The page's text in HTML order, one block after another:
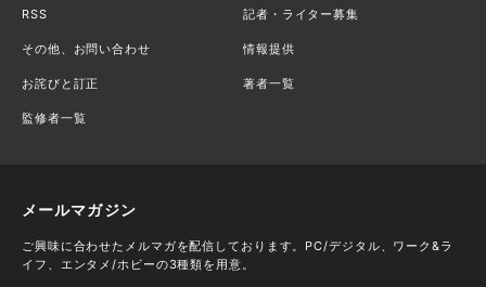
RSS 記者・ライター募集
その他、お問い合わせ 情報提供
お詫びと訂正 著者一覧
監修者一覧
メールマガジン
ご興味に合わせたメルマガを配信しております。PC/デジタル、ワーク&ラ
イフ、エンタメ/ホビーの3種類を用意。